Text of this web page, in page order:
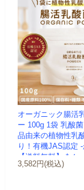
オーガニック腸活
ー 100g 1袋 乳酸
品由来の植物性乳
り！有機JAS認定 -かわしま屋-
【送料無料】 *メ...
3,582円(税込)